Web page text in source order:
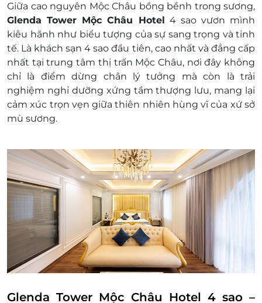
Các ngày lễ tết có phụ thu liên hệ để
nhận giá ưu đãi nhất
Giá áp dụng mùa thấp điểm tháng 4 -
tháng 9
Mùa cao điểm tháng 1- tháng 3 & tháng
10- tháng 12: Phụ thu 100.000
VNĐ/phòng/đêm
Cuối tuần phụ thu: 100.000 vnđ/phòng/
đêm
Trẻ em dưới 6 tuổi miễn phí tối đa 2 trẻ
em 1 phòng ngủ chung với bố mẹ
Trẻ em từ 6- 11 tuổi: Ngủ chung giường
cha mẹ, phụ thu bữa sáng: VND 200.000
per child per meal (200.000 VNĐ/mỗi
bé/mỗi bữa)
Trẻ từ 11 tuổi trở lên phụ thu như người
lớn 400.000 VNĐ/người giá đã bao gồm
các dịch vụ kèm theo
Thời gian nhận trả phòng:
Giữa cao nguyên Mộc Châu bồng bềnh trong sương,
Glenda Tower Mộc Châu Hotel 4 sao vươn mình
kiêu hãnh như biểu tượng của sự sang trọng và tinh
tế. Là khách sạn 4 sao đầu tiên, cao nhất và đẳng cấp
nhất tại trung tâm thị trấn Mộc Châu, nơi đây không
chỉ là điểm dừng chân lý tưởng mà còn là trải
nghiệm nghỉ dưỡng xứng tầm thượng lưu, mang lại
cảm xúc trọn vẹn giữa thiên nhiên hùng vĩ của xứ sở
mù sương.
Glenda Tower Mộc Châu Hotel 4 sao –